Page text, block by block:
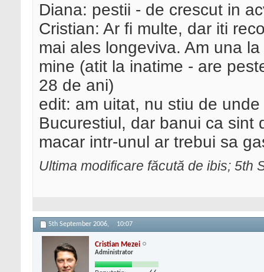
Diana: pestii - de crescut in
Cristian: Ar fi multe, dar iti
mai ales longeviva. Am una
mine (atit la inatime - are
28 de ani)
edit: am uitat, nu stiu de
Bucurestiul, dar banui ca sint
macar intr-unul ar trebui sa
Ultima modificare făcută de ibis; 5th
5th September 2006, 10:07
Cristian Mezei
Administrator